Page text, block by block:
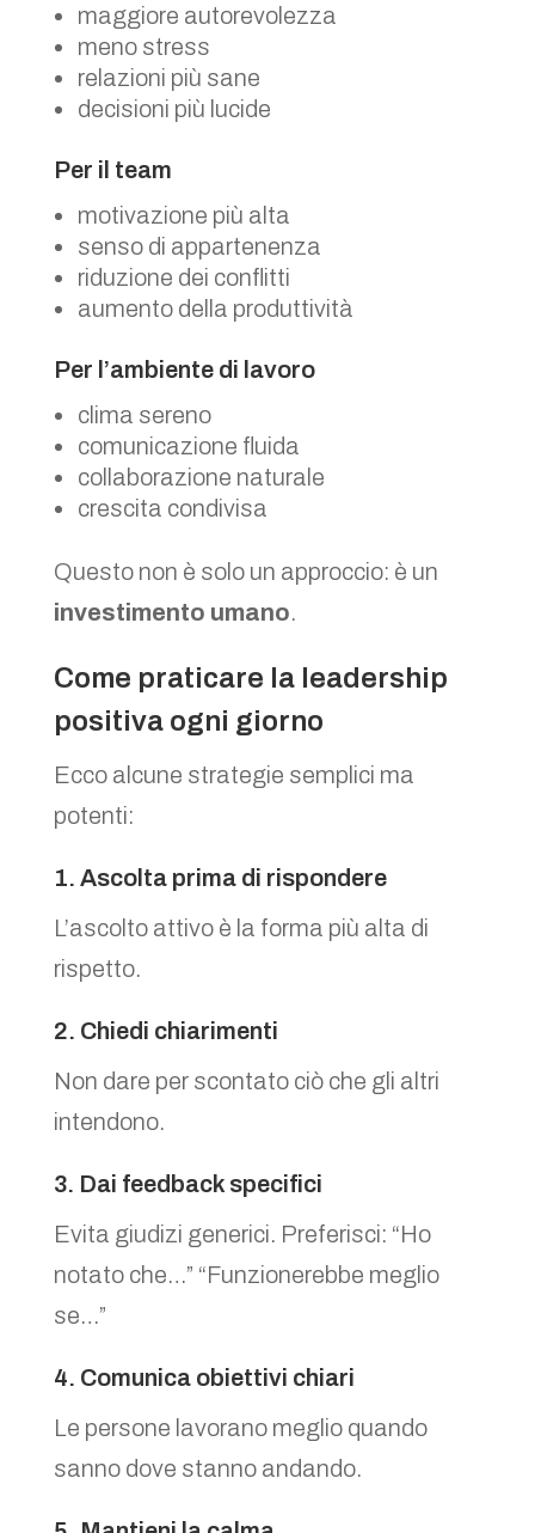
maggiore autorevolezza
meno stress
relazioni più sane
decisioni più lucide
Per il team
motivazione più alta
senso di appartenenza
riduzione dei conflitti
aumento della produttività
Per l’ambiente di lavoro
clima sereno
comunicazione fluida
collaborazione naturale
crescita condivisa
Questo non è solo un approccio: è un
investimento umano.
Come praticare la leadership
positiva ogni giorno
Ecco alcune strategie semplici ma
potenti:
1. Ascolta prima di rispondere
L’ascolto attivo è la forma più alta di
rispetto.
2. Chiedi chiarimenti
Non dare per scontato ciò che gli altri
intendono.
3. Dai feedback specifici
Evita giudizi generici. Preferisci: “Ho
notato che…” “Funzionerebbe meglio
se…”
4. Comunica obiettivi chiari
Le persone lavorano meglio quando
sanno dove stanno andando.